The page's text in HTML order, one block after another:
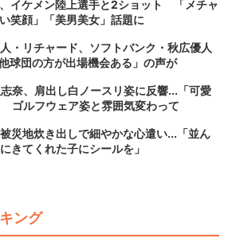
イケメン陸上選手と2ショット 「メチャ
笑顔」「美男美女」話題に
・リチャード、ソフトバンク・秋広優人
球団の方が出場機会ある」の声が
奈、肩出し白ノースリ姿に反響...「可愛
ゴルフウェア姿と雰囲気変わって
災地炊き出しで細やかな心遣い...「並ん
きてくれた子にシールを」
ング